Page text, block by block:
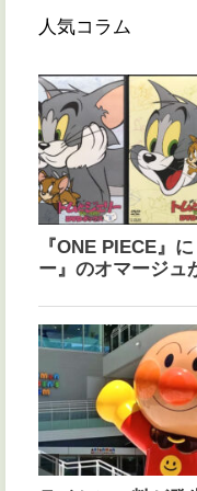
人気コラム